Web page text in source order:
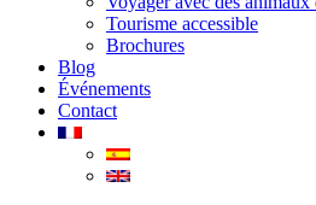
Tourisme accessible
Brochures
Blog
Événements
Contact